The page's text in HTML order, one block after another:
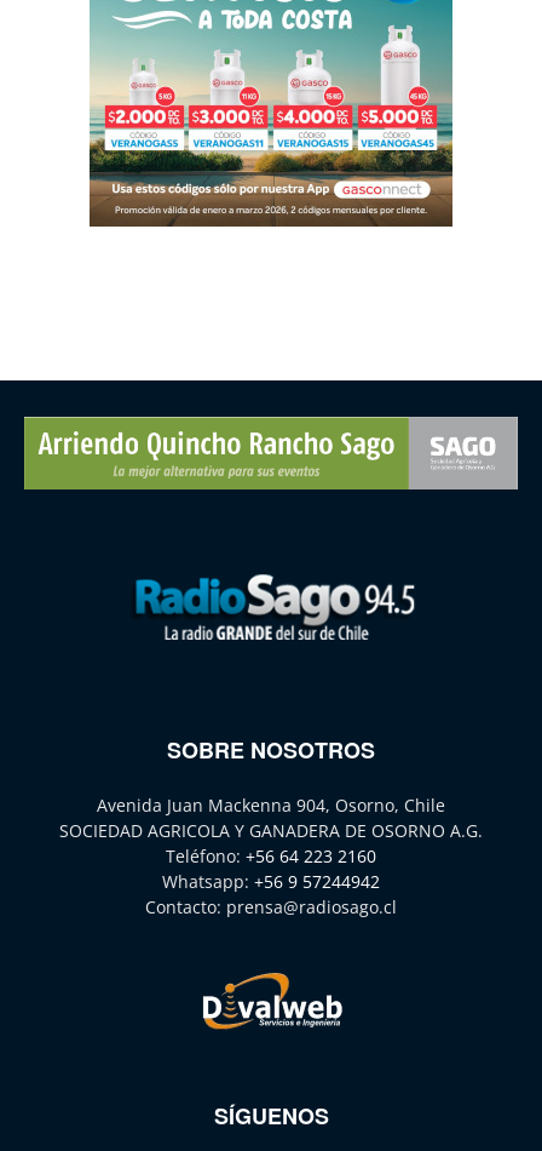
SOBRE NOSOTROS
Avenida Juan Mackenna 904, Osorno, Chile
SOCIEDAD AGRICOLA Y GANADERA DE OSORNO A.G.
Teléfono: +56 64 223 2160
Whatsapp: +56 9 57244942
Contacto: prensa@radiosago.cl
SÍGUENOS